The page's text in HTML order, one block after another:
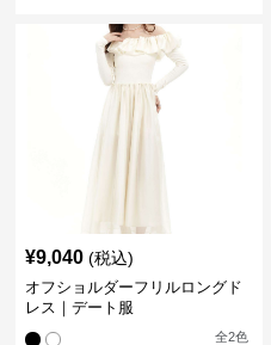
¥9,040 (税込)
オフショルダーフリルロングド
レス｜デート服
全2色